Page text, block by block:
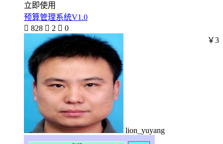
立即使用
预算管理系统V1.0
 828  2  0
lion_yuyang
￥3